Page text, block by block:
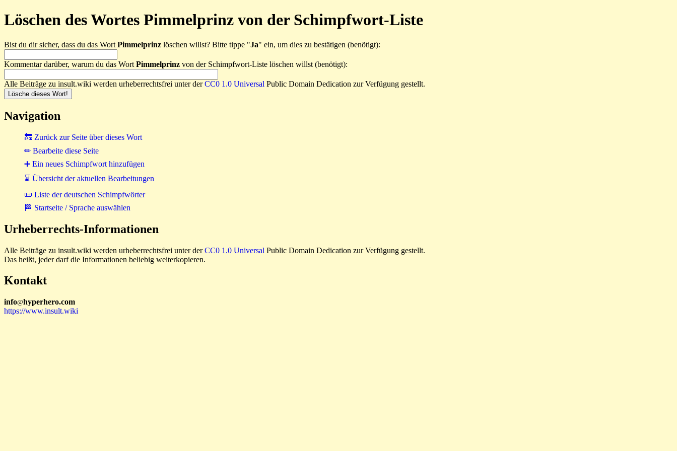
Löschen des Wortes Pimmelprinz von der Schimpfwort-Liste
Bist du dir sicher, dass du das Wort Pimmelprinz löschen willst? Bitte tippe "Ja" ein, um dies zu bestätigen (benötigt):
Kommentar darüber, warum du das Wort Pimmelprinz von der Schimpfwort-Liste löschen willst (benötigt):
Alle Beiträge zu insult.wiki werden urheberrechtsfrei unter derCC0 1.0 Universal Public Domain Dedication zur Verfügung gestellt.
Navigation
🔙 Zurück zur Seite über dieses Wort
✏ Bearbeite diese Seite
➕ Ein neues Schimpfwort hinzufügen
⌛ Übersicht der aktuellen Bearbeitungen
📜 Liste der deutschen Schimpfwörter
🏁 Startseite / Sprache auswählen
Urheberrechts-Informationen
Alle Beiträge zu insult.wiki werden urheberrechtsfrei unter derCC0 1.0 Universal Public Domain Dedication zur Verfügung gestellt.
Das heißt, jeder darf die Informationen beliebig weiterkopieren.
Kontakt
info@hyperhero.com
https://www.insult.wiki